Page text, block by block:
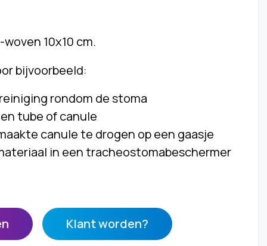
10x10 cm.
bijvoorbeeld:
rondom de stoma
tube of canule
canule te drogen op een gaasje
in een tracheostomabeschermer
Klant worden?